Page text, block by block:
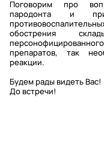
Поговорим про
пародонта и
обострения
препаратов, так
реакции.
Будем рады видеть Вас!
До встречи!